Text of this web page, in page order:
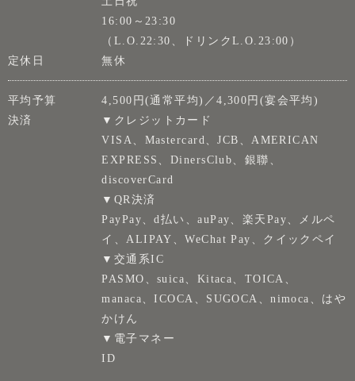
16:00～23:30
（L.O.22:30、ドリンクL.O.23:00）
定休日
無休
平均予算
4,500円(通常平均)／4,300円(宴会平均)
決済
▼クレジットカード
VISA、Mastercard、JCB、AMERICAN
EXPRESS、DinersClub、銀聯、
discoverCard
▼QR決済
PayPay、d払い、auPay、楽天Pay、メルペ
イ、ALIPAY、WeChat Pay、クイックペイ
▼交通系IC
PASMO、suica、Kitaca、TOICA、
manaca、ICOCA、SUGOCA、nimoca、はや
かけん
▼電子マネー
ID